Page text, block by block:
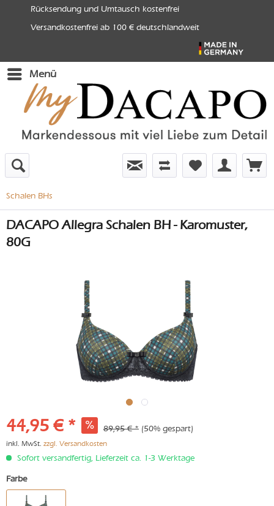
Rücksendung und Umtausch kostenfrei
Versandkostenfrei ab 100 € deutschlandweit
Menü
Schalen BHs
DACAPO Allegra Schalen BH - Karomuster,
80G
44,95 € * 89,95 € * (50% gespart)
inkl. MwSt. zzgl. Versandkosten
Sofort versandfertig, Lieferzeit ca. 1-3 Werktage
Farbe